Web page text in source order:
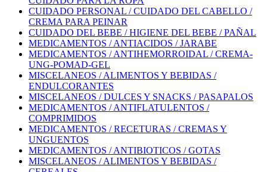
CUIDADO PERSONAL / CUIDADO DEL CABELLO /
CREMA PARA PEINAR
CUIDADO DEL BEBE / HIGIENE DEL BEBE / PAÑAL
MEDICAMENTOS / ANTIACIDOS / JARABE
MEDICAMENTOS / ANTIHEMORROIDAL / CREMA-
UNG-POMAD-GEL
MISCELANEOS / ALIMENTOS Y BEBIDAS /
ENDULCORANTES
MISCELANEOS / DULCES Y SNACKS / PASAPALOS
MEDICAMENTOS / ANTIFLATULENTOS /
COMPRIMIDOS
MEDICAMENTOS / RECETURAS / CREMAS Y
UNGUENTOS
MEDICAMENTOS / ANTIBIOTICOS / GOTAS
MISCELANEOS / ALIMENTOS Y BEBIDAS /